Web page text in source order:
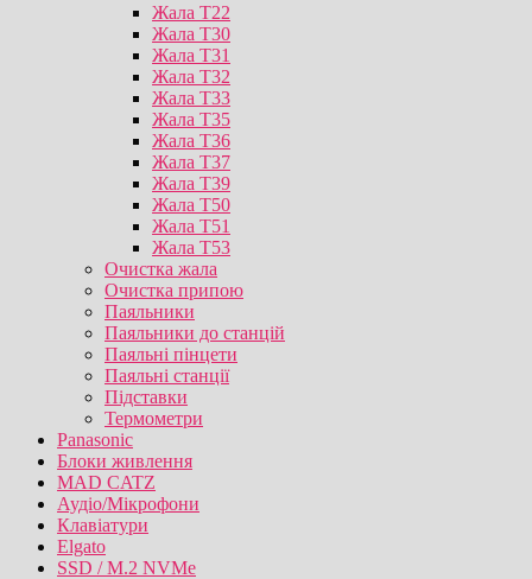
Жала T22
Жала T30
Жала T31
Жала T32
Жала T33
Жала T35
Жала T36
Жала T37
Жала T39
Жала T50
Жала T51
Жала T53
Очистка жала
Очистка припою
Паяльники
Паяльники до станцій
Паяльні пінцети
Паяльні станції
Підставки
Термометри
Panasonic
Блоки живлення
MAD CATZ
Аудіо/Мікрофони
Клавіатури
Elgato
SSD / M.2 NVMe